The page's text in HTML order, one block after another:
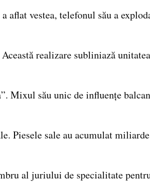
vestea, telefonul său a
realizare subliniază
Mixul său unic de influențe
Piesele sale au acumulat
al juriului de specialitate